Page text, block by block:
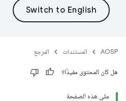
AOSP المستندات المرجع
هل كان المحتوى مفيدًا؟
على هذه الصفحة